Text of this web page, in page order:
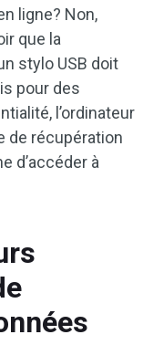
ligne? Non,
que la
stylo USB doit
pour des
l’ordinateur
de récupération
d’accéder à